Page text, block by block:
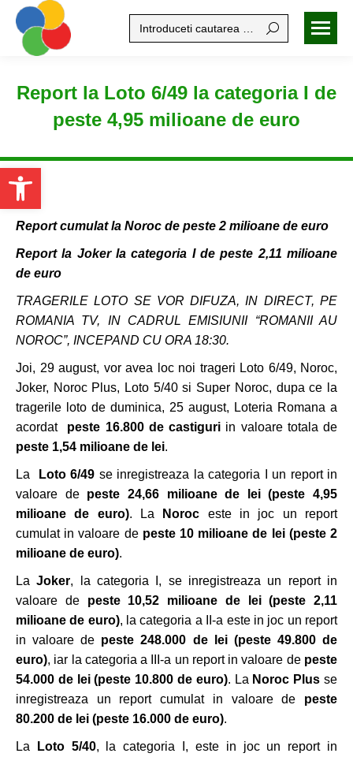
Open toolbar
Search:
Report la Loto 6/49 la categoria I de
peste 4,95 milioane de euro
Report cumulat la Noroc de peste 2 milioane de euro
Report la Joker la categoria I de peste 2,11 milioane
de euro
TRAGERILE LOTO SE VOR DIFUZA, IN DIRECT, PE
ROMANIA TV, IN CADRUL EMISIUNII “ROMANII AU
NOROC”, INCEPAND CU ORA 18:30.
Joi, 29 august, vor avea loc noi trageri Loto 6/49, Noroc,
Joker, Noroc Plus, Loto 5/40 si Super Noroc, dupa ce la
tragerile loto de duminica, 25 august, Loteria Romana a
acordatpeste 16.800 de castiguri in valoare totala de
peste 1,54 milioane de lei.
La Loto 6/49 se inregistreaza la categoria I un report in
valoare de peste 24,66 milioane de lei (peste 4,95
milioane de euro). La Noroc este in joc un report
cumulat in valoare de peste 10 milioane de lei (peste 2
milioane de euro).
LaJoker, la categoria I, se inregistreaza un report in
valoare de peste 10,52 milioane de lei (peste 2,11
milioane de euro), la categoria a II-a este in joc un report
in valoare de peste 248.000 de lei (peste 49.800 de
euro), iar la categoria a III-a un report in valoare depeste
54.000 de lei (peste 10.800 de euro). La Noroc Plus se
inregistreaza un report cumulat in valoare de peste
80.200 de lei (peste 16.000 de euro).
La Loto 5/40, la categoria I, este in joc un report in